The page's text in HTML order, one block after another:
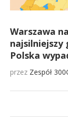
Warszawa
najsilniejszy
Polska
przez Zespół